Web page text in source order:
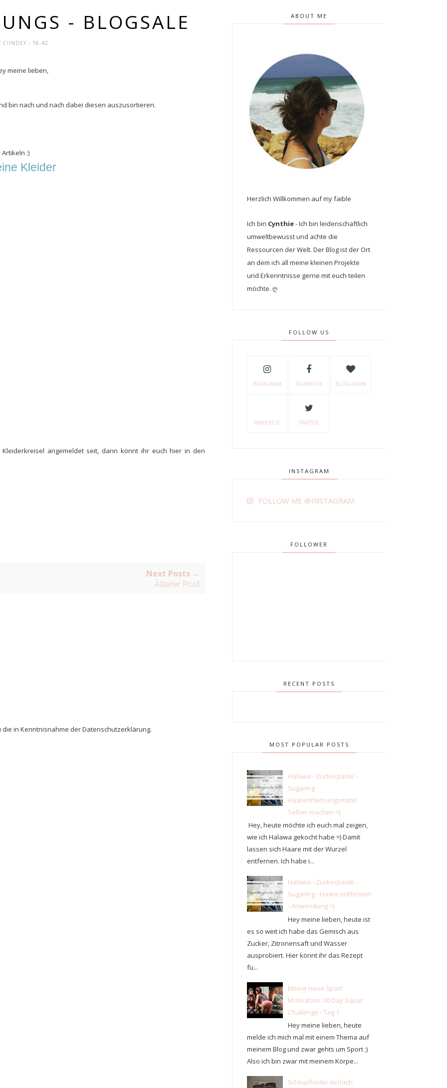
- BLOGSALE
CIINDEY - 16:42
meine lieben,
bin nach und nach dabei diesen auszusortieren.
:)
Kleider
angemeldet seit, dann könnt ihr euch hier in den
Next Posts →
Älterer Post
in Kenntnisnahme der Datenschutzerklärung.
ABOUT ME
Herzlich Willkommen auf my faible
Ich bin Cynthie- Ich bin leidenschaftlich
umweltbewusst und achte die
Ressourcen der Welt. Der Blog ist der Ort
an dem ich all meine kleinen Projekte
und Erkenntnisse gerne mit euch teilen
möchte. ღ
FOLLOW US
INSTAGRAM FACEBOOK BLOGLOVIIN
PINTEREST TWITTER
INSTAGRAM
FOLLOW ME @INSTAGRAM
FOLLOWER
RECENT POSTS
MOST POPULAR POSTS
Halawa - Zuckerpaste -
Sugaring -
Haarentfernungsmittel
Selber machen =)
Hey, heute möchte ich euch mal zeigen,
wie ich Halawa gekocht habe =) Damit
lassen sich Haare mit der Wurzel
entfernen. Ich habe i...
Halawa - Zuckerpaste -
Sugaring - Haare entfernen
- Anwendung =)
Hey meine lieben, heute ist
es so weit ich habe das Gemisch aus
Zucker, Zitronensaft und Wasser
ausprobiert. Hier könnt ihr das Rezept
fü...
Meine neue Sport
Motivation: 30 Day Squat
Challenge - Tag 1
Hey meine lieben, heute
melde ich mich mal mit einem Thema auf
meinem Blog und zwar gehts um Sport ;)
Also ich bin zwar mit meinem Körpe...
Schlupflieder einfach